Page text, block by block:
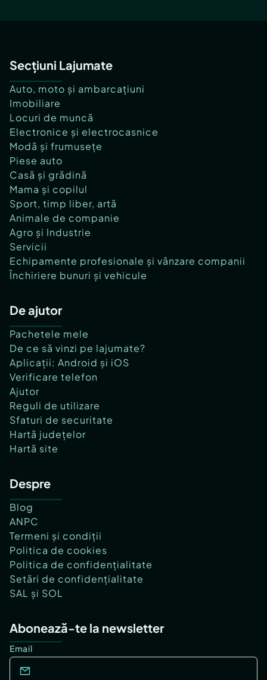
Secțiuni Lajumate
Auto, moto și ambarcațiuni
Imobiliare
Locuri de muncă
Electronice și electrocasnice
Modă și frumusețe
Piese auto
Casă și grădină
Mama și copilul
Sport, timp liber, artă
Animale de companie
Agro și Industrie
Servicii
Echipamente profesionale și vânzare companii
Închiriere bunuri și vehicule
De ajutor
Pachetele mele
De ce să vinzi pe lajumate?
Aplicații: Android și iOS
Verificare telefon
Ajutor
Reguli de utilizare
Sfaturi de securitate
Hartă județelor
Hartă site
Despre
Blog
ANPC
Termeni și condiții
Politica de cookies
Politica de confidențialitate
Setări de confidențialitate
SAL și SOL
Abonează-te la newsletter
Email